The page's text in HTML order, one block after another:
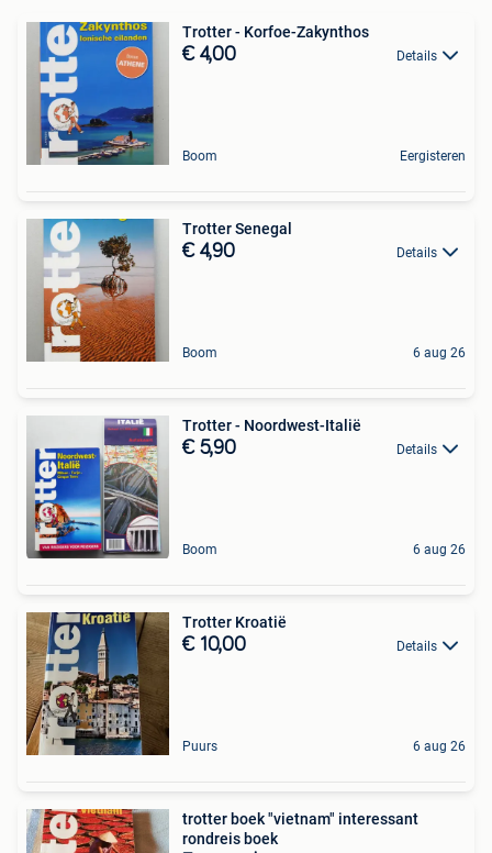
Trotter - Korfoe-Zakynthos
€ 4,00 Details
Boom Eergisteren
Trotter Senegal
€ 4,90 Details
Boom 6 aug 26
Trotter - Noordwest-Italië
€ 5,90 Details
Boom 6 aug 26
Trotter Kroatië
€ 10,00 Details
Puurs 6 aug 26
trotter boek "vietnam" interessant
rondreis boek